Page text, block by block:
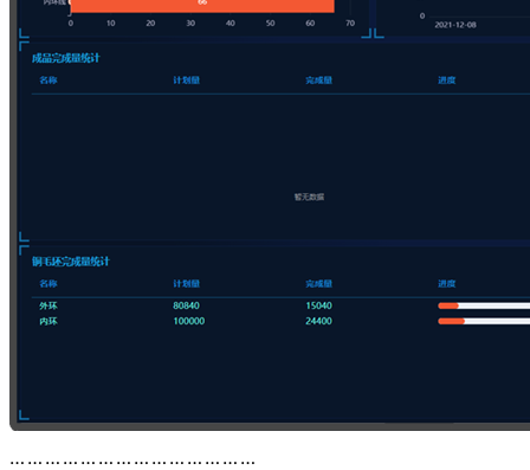
……………………………………